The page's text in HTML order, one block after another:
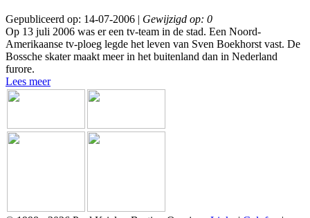
Gepubliceerd op: 14-07-2006 | Gewijzigd op: 0
Op 13 juli 2006 was er een tv-team in de stad. Een Noord-
Amerikaanse tv-ploeg legde het leven van Sven Boekhorst vast. De
Bossche skater maakt meer in het buitenland dan in Nederland
furore.
Lees meer